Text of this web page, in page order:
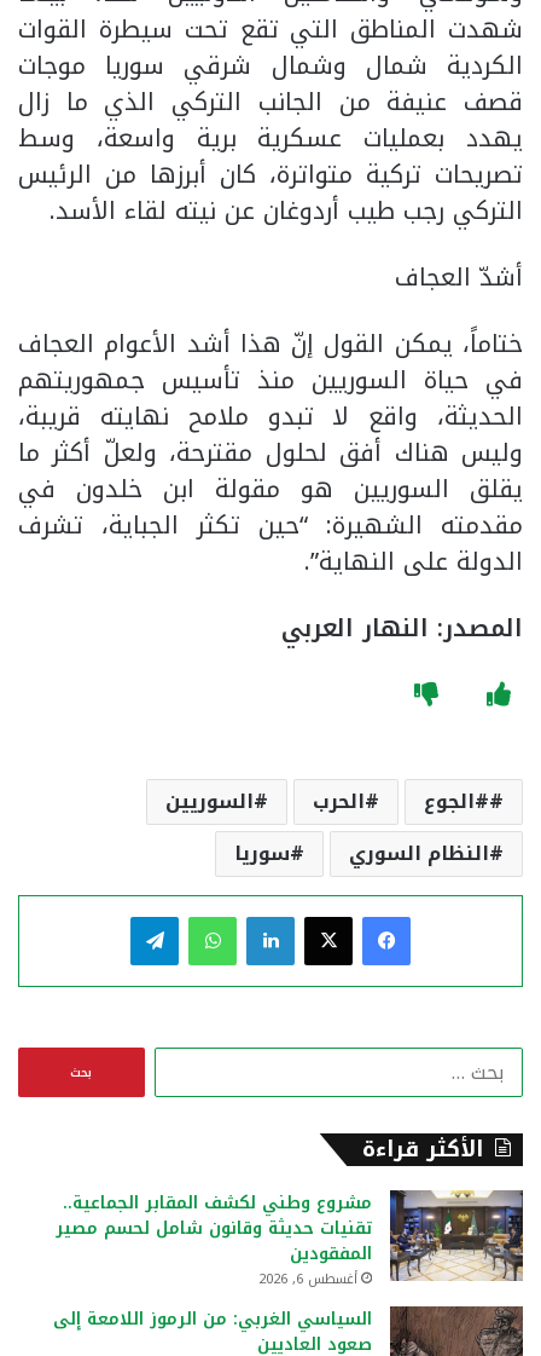
شهدت المناطق التي تقع تحت سيطرة القوات
الكردية شمال وشمال شرقي سوريا موجات
قصف عنيفة من الجانب التركي الذي ما زال
يهدد بعمليات عسكرية برية واسعة، وسط
تصريحات تركية متواترة، كان أبرزها من الرئيس
التركي رجب طيب أردوغان عن نيته لقاء الأسد.
أشدّ العجاف
ختاماً، يمكن القول إنّ هذا أشد الأعوام العجاف
في حياة السوريين منذ تأسيس جمهوريتهم
الحديثة، واقع لا تبدو ملامح نهايته قريبة،
وليس هناك أفق لحلول مقترحة، ولعلّ أكثر ما
يقلق السوريين هو مقولة ابن خلدون في
مقدمته الشهيرة: “حين تكثر الجباية، تشرف
الدولة على النهاية”.
المصدر: النهار العربي
#الجوع الحرب
السوريين
النظام السوري
سوريا
فيسبوك لينكدإن واتساب
ن
الأكثر قراءة
مشروع وطني لكشف المقابر الجماعية..
تقنيات حديثة وقانون شامل لحسم مصير
المفقودين
أغسطس 6, 2026
السياسي الغربي: من الرموز اللامعة إلى
صعود العاديين